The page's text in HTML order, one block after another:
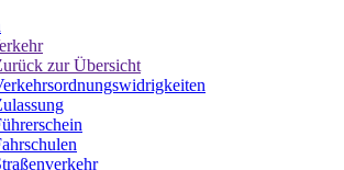
zur Übersicht